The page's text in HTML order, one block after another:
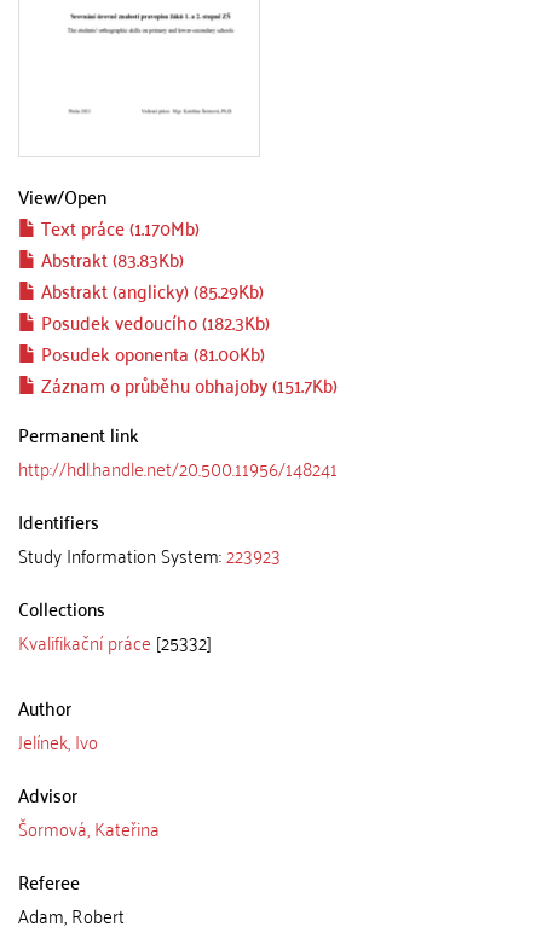
View/Open
Text práce (1.170Mb)
Abstrakt (83.83Kb)
Abstrakt (anglicky) (85.29Kb)
Posudek vedoucího (182.3Kb)
Posudek oponenta (81.00Kb)
Záznam o průběhu obhajoby (151.7Kb)
Permanent link
http://hdl.handle.net/20.500.11956/148241
Identifiers
Study Information System:223923
Collections
Kvalifikační práce [25332]
Author
Jelínek, Ivo
Advisor
Šormová, Kateřina
Referee
Adam, Robert